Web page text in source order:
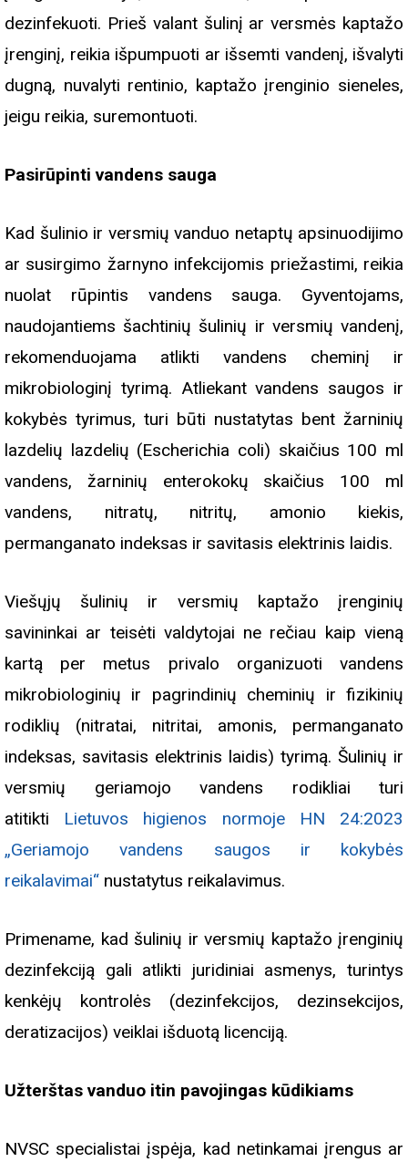
dezinfekuoti. Prieš valant šulinį ar versmės kaptažo
įrenginį, reikia išpumpuoti ar išsemti vandenį, išvalyti
dugną, nuvalyti rentinio, kaptažo įrenginio sieneles,
jeigu reikia, suremontuoti.
Pasirūpinti vandens sauga
Kad šulinio ir versmių vanduo netaptų apsinuodijimo
ar susirgimo žarnyno infekcijomis priežastimi, reikia
nuolat rūpintis vandens sauga. Gyventojams,
naudojantiems šachtinių šulinių ir versmių vandenį,
rekomenduojama atlikti vandens cheminį ir
mikrobiologinį tyrimą. Atliekant vandens saugos ir
kokybės tyrimus, turi būti nustatytas bent žarninių
lazdelių lazdelių (Escherichia coli) skaičius 100 ml
vandens, žarninių enterokokų skaičius 100 ml
vandens, nitratų, nitritų, amonio kiekis,
permanganato indeksas ir savitasis elektrinis laidis.
Viešųjų šulinių ir versmių kaptažo įrenginių
savininkai ar teisėti valdytojai ne rečiau kaip vieną
kartą per metus privalo organizuoti vandens
mikrobiologinių ir pagrindinių cheminių ir fizikinių
rodiklių (nitratai, nitritai, amonis, permanganato
indeksas, savitasis elektrinis laidis) tyrimą. Šulinių ir
versmių geriamojo vandens rodikliai turi
atitikti
Lietuvos higienos normoje HN 24:2023
„Geriamojo vandens saugos ir kokybės
reikalavimai“ nustatytus reikalavimus.
Primename, kad šulinių ir versmių kaptažo įrenginių
dezinfekciją gali atlikti juridiniai asmenys, turintys
kenkėjų kontrolės (dezinfekcijos, dezinsekcijos,
deratizacijos) veiklai išduotą licenciją.
Užterštas vanduo itin pavojingas kūdikiams
NVSC specialistai įspėja, kad netinkamai įrengus ar